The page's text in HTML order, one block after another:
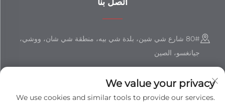
80# شارع شي شين، بلدة شي بيه، منطقة شي شان، ووشي،
جيانغسو، الصين
[email protected]
We value your privacy
We use cookies and similar tools to provide our services.